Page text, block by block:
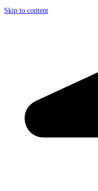
Skip to content